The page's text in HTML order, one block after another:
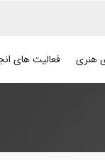
هنری فعالیت های